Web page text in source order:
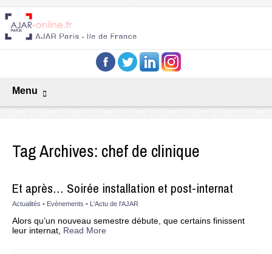
Menu
Tag Archives: chef de clinique
Et après… Soirée installation et post-internat
Actualités • Evènements • L'Actu de l'AJAR
Alors qu’un nouveau semestre débute, que certains finissent
leur internat, Read More